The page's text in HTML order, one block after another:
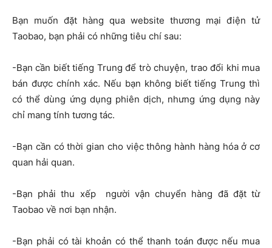
Bạn muốn đặt hàng qua website thương mại điện tử
Taobao, bạn phải có những tiêu chí sau:
-Bạn cần biết tiếng Trung để trò chuyện, trao đổi khi mua
bán được chính xác. Nếu bạn không biết tiếng Trung thì
có thể dùng ứng dụng phiên dịch, nhưng ứng dụng này
chỉ mang tính tương tác.
-Bạn cần có thời gian cho việc thông hành hàng hóa ở cơ
quan hải quan.
-Bạn phải thu xếp người vận chuyển hàng đã đặt từ
Taobao về nơi bạn nhận.
-Bạn phải có tài khoản có thể thanh toán được nếu mua